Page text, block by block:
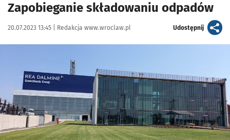
Zapobieganie składowaniu odpadów
Data publikacji:
20.07.2023 13:45 | Autor:
Redakcja www.wroclaw.pl Udostępnijartykuł